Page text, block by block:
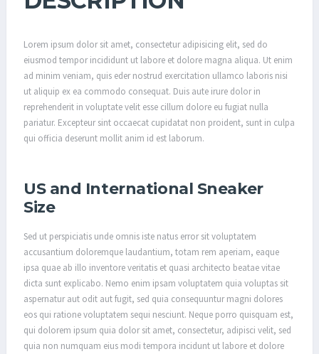
E
E
Lorem ipsum dolor sit amet, consectetur adipisicing elit, sed do
eiusmod tempor incididunt ut labore et dolore magna aliqua. Ut enim
ad minim veniam, quis eder nostrud exercitation ullamco laboris nisi
ut aliquip ex ea commodo consequat. Duis aute irure dolor in
reprehenderit in voluptate velit esse cillum dolore eu fugiat nulla
pariatur. Excepteur sint occaecat cupidatat non proident, sunt in culpa
qui officia deserunt mollit anim id est laborum.
US and International Sneaker
Size
Sed ut perspiciatis unde omnis iste natus error sit voluptatem
accusantium doloremque laudantium, totam rem aperiam, eaque
ipsa quae ab illo inventore veritatis et quasi architecto beatae vitae
dicta sunt explicabo. Nemo enim ipsam voluptatem quia voluptas sit
aspernatur aut odit aut fugit, sed quia consequuntur magni dolores
eos qui ratione voluptatem sequi nesciunt. Neque porro quisquam est,
qui dolorem ipsum quia dolor sit amet, consectetur, adipisci velit, sed
quia non numquam eius modi tempora incidunt ut labore et dolore